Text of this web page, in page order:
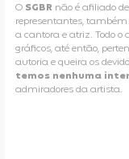
O SGBR não é afiliado
representantes,
a cantora e atriz. Todo o
gráficos, até então,
autoria e queira os
temos nenhuma
admiradores da artista.